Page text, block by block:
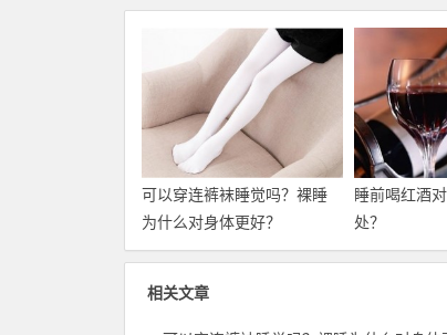
可以穿连裤袜睡觉吗？裸睡
为什么对身体更好？
睡前喝红酒
处？
相关文章